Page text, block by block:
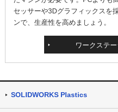
セッサーや3Dグラフィックスを
ンで、生産性を高めましょう。
ワークステ
SOLIDWORKS Plastics